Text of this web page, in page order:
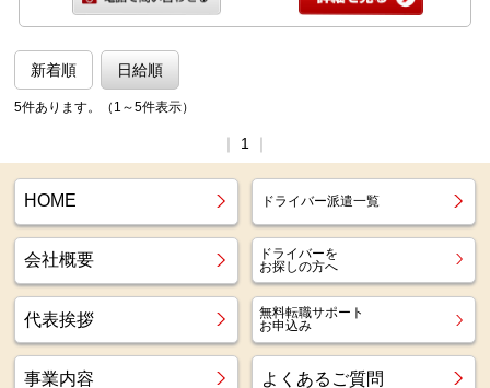
新着順 日給順
5件あります。（1～5件表示）
1
HOME ドライバー派遣一覧
会社概要
ドライバーを
お探しの方へ
代表挨拶
無料転職サポート
お申込み
事業内容 よくあるご質問